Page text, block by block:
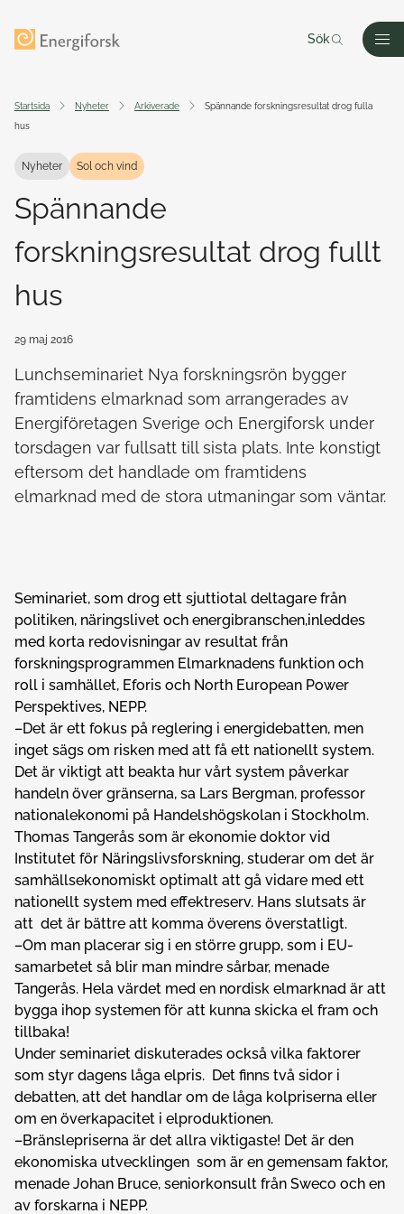
Sök
Startsida Nyheter Arkiverade
Spännande forskningsresultat drog fulla
hus
Nyheter Sol och vind
Spännande
forskningsresultat drog fullt
hus
29 maj 2016
Lunchseminariet Nya forskningsrön bygger
framtidens elmarknad som arrangerades av
Energiföretagen Sverige och Energiforsk under
torsdagen var fullsatt till sista plats. Inte konstigt
eftersom det handlade om framtidens
elmarknad med de stora utmaningar som väntar.
Seminariet, som drog ett sjuttiotal deltagare från
politiken, näringslivet och energibranschen,inleddes
med korta redovisningar av resultat från
forskningsprogrammen Elmarknadens funktion och
roll i samhället, Eforis och North European Power
Perspektives, NEPP.
–Det är ett fokus på reglering i energidebatten, men
inget sägs om risken med att få ett nationellt system.
Det är viktigt att beakta hur vårt system påverkar
handeln över gränserna, sa Lars Bergman, professor
nationalekonomi på Handelshögskolan i Stockholm.
Thomas Tangerås som är ekonomie doktor vid
Institutet för Näringslivsforskning, studerar om det är
samhällsekonomiskt optimalt att gå vidare med ett
nationellt system med effektreserv. Hans slutsats är
att det är bättre att komma överens överstatligt.
–Om man placerar sig i en större grupp, som i EU-
samarbetet så blir man mindre sårbar, menade
Tangerås. Hela värdet med en nordisk elmarknad är att
bygga ihop systemen för att kunna skicka el fram och
tillbaka!
Under seminariet diskuterades också vilka faktorer
som styr dagens låga elpris. Det finns två sidor i
debatten, att det handlar om de låga kolpriserna eller
om en överkapacitet i elproduktionen.
–Bränslepriserna är det allra viktigaste! Det är den
ekonomiska utvecklingen som är en gemensam faktor,
menade Johan Bruce, seniorkonsult från Sweco och en
av forskarna i NEPP.